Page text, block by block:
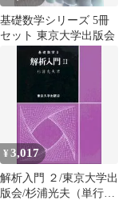
基礎数学シリーズ 5冊
セット 東京大学出版会
¥3,017
解析入門 ２/東京大学出
版会/杉浦光夫（単行